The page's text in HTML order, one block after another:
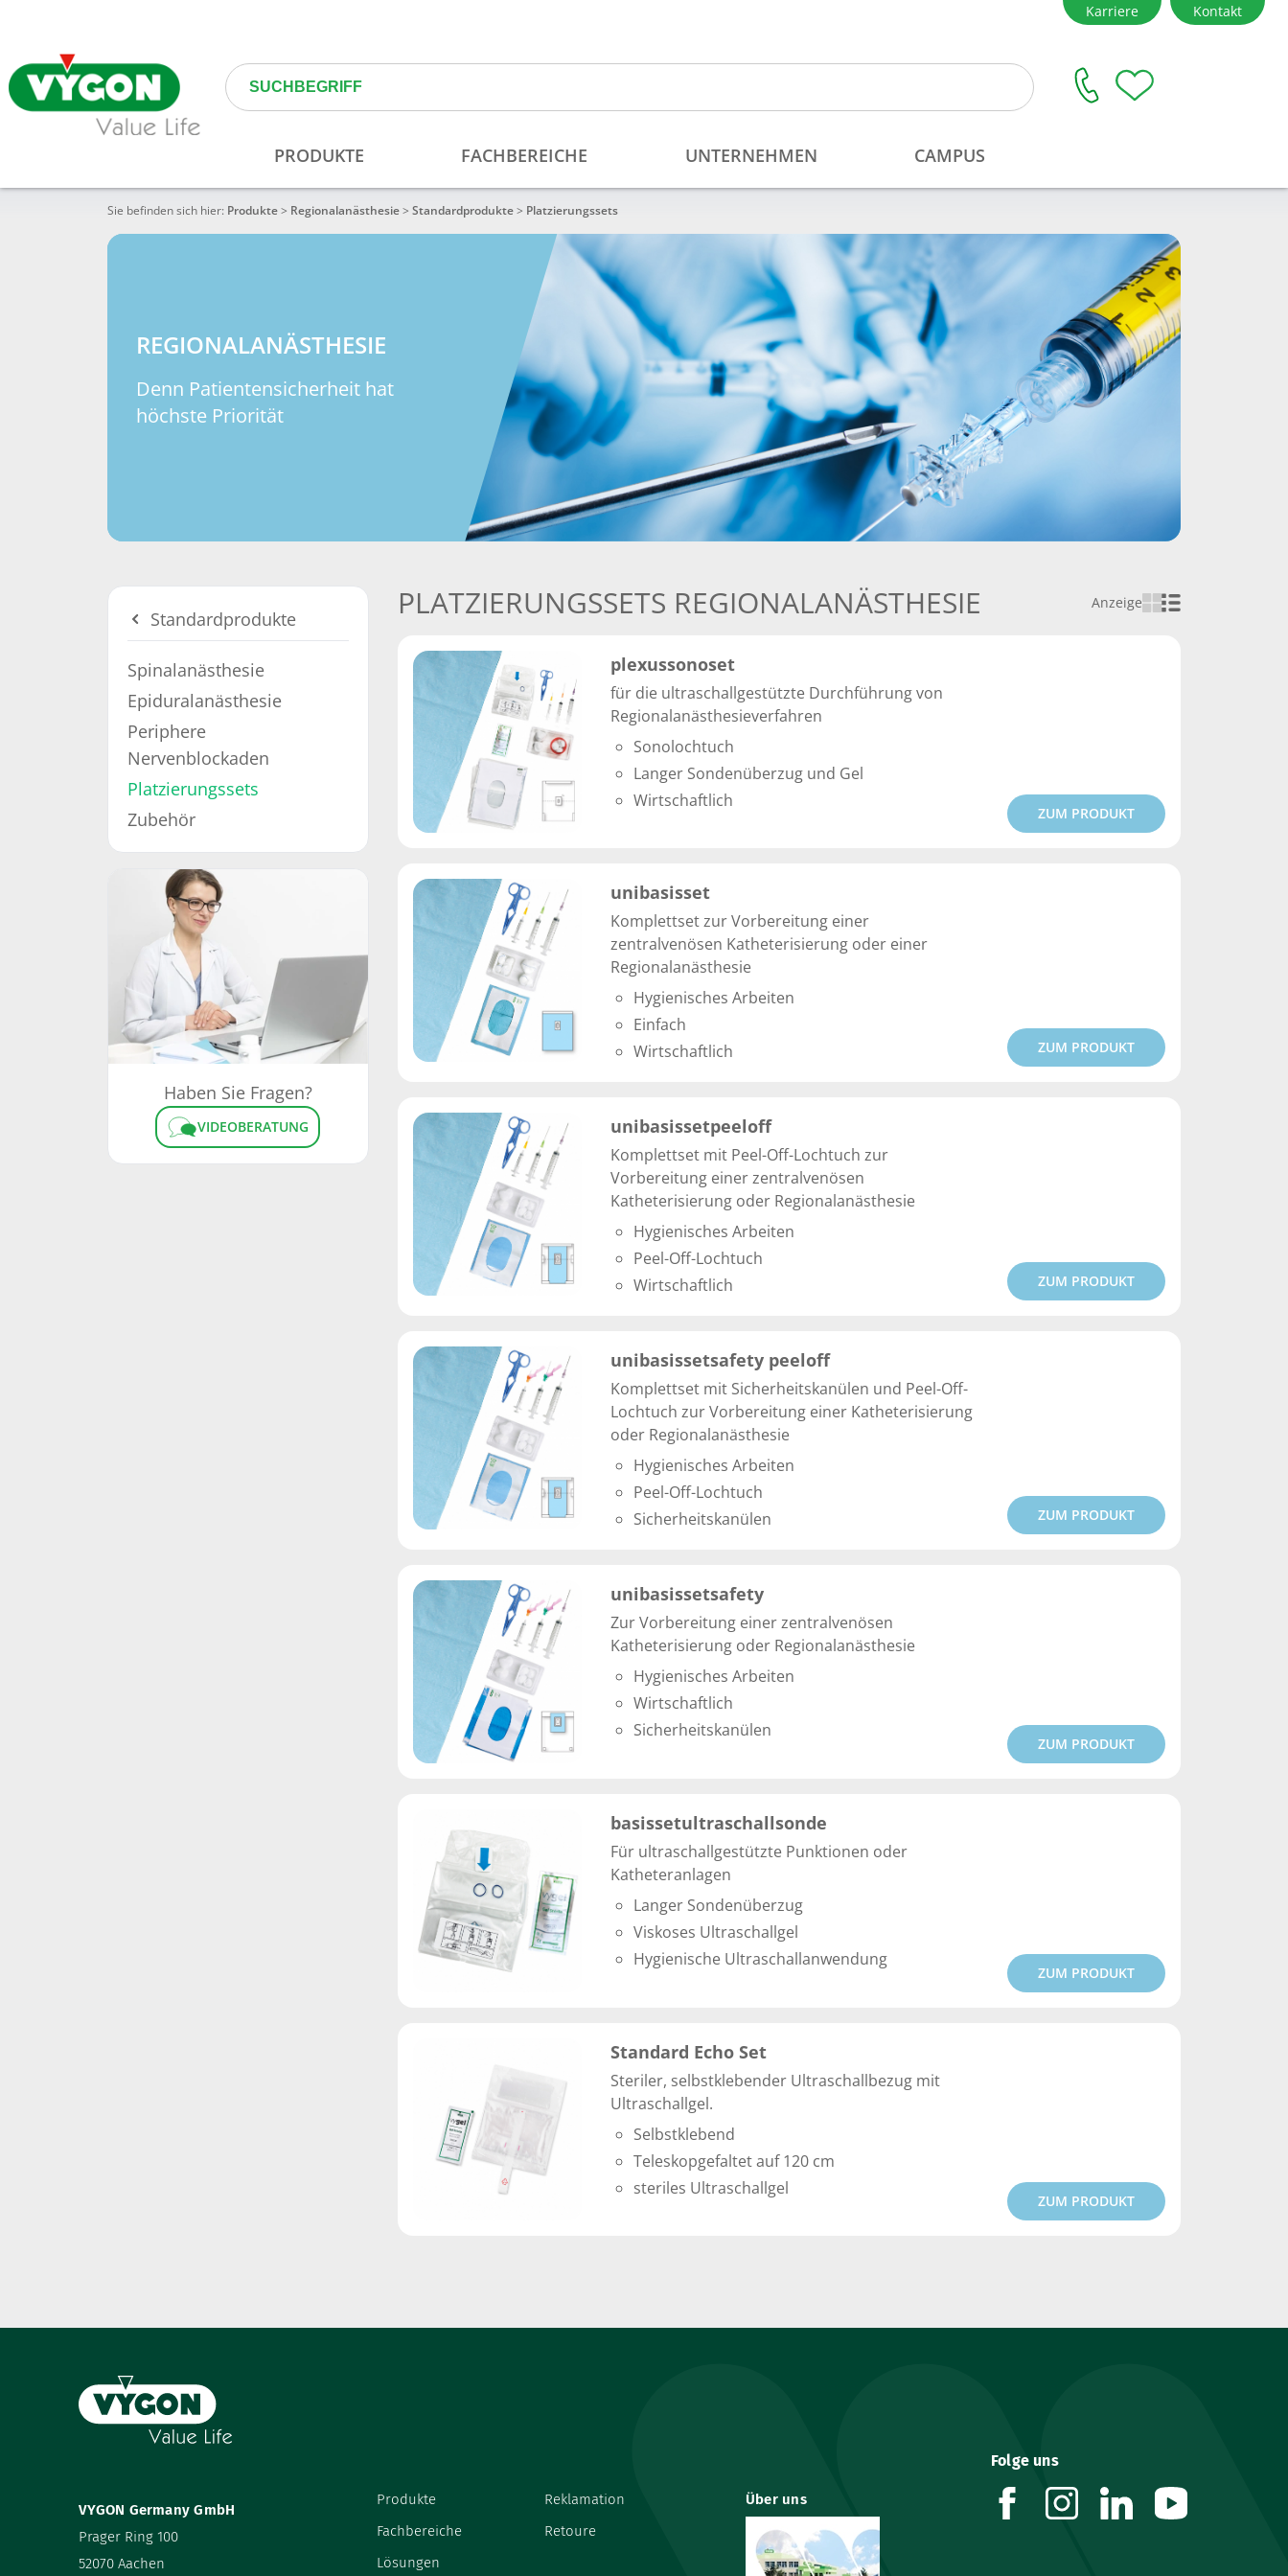
Sie befinden sich hier: Produkte> Regionalanästhesie> Standardprodukte> Platzierungssets
REGIONALANÄSTHESIE
Denn Patientensicherheit hat
höchste Priorität
Standardprodukte
Spinalanästhesie
Epiduralanästhesie
Periphere
Nervenblockaden
Platzierungssets
Zubehör
Haben Sie Fragen?
VIDEOBERATUNG
PLATZIERUNGSSETS REGIONALANÄSTHESIE Anzeige
plexussonoset
für die ultraschallgestützte Durchführung von
Regionalanästhesieverfahren
Sonolochtuch
Langer Sondenüberzug und Gel
Wirtschaftlich
ZUM PRODUKT
unibasisset
Komplettset zur Vorbereitung einer
zentralvenösen Katheterisierung oder einer
Regionalanästhesie
Hygienisches Arbeiten
Einfach
Wirtschaftlich
ZUM PRODUKT
unibasissetpeeloff
Komplettset mit Peel-Off-Lochtuch zur
Vorbereitung einer zentralvenösen
Katheterisierung oder Regionalanästhesie
Hygienisches Arbeiten
Peel-Off-Lochtuch
Wirtschaftlich
ZUM PRODUKT
unibasissetsafety peeloff
Komplettset mit Sicherheitskanülen und Peel-Off-
Lochtuch zur Vorbereitung einer Katheterisierung
oder Regionalanästhesie
Hygienisches Arbeiten
Peel-Off-Lochtuch
Sicherheitskanülen
ZUM PRODUKT
unibasissetsafety
Zur Vorbereitung einer zentralvenösen
Katheterisierung oder Regionalanästhesie
Hygienisches Arbeiten
Wirtschaftlich
Sicherheitskanülen
ZUM PRODUKT
basissetultraschallsonde
Für ultraschallgestützte Punktionen oder
Katheteranlagen
Langer Sondenüberzug
Viskoses Ultraschallgel
Hygienische Ultraschallanwendung
ZUM PRODUKT
Standard Echo Set
Steriler, selbstklebender Ultraschallbezug mit
Ultraschallgel.
Selbstklebend
Teleskopgefaltet auf 120 cm
steriles Ultraschallgel
ZUM PRODUKT
VYGON Germany GmbH
Prager Ring 100
52070 Aachen
Produkte
Fachbereiche
Lösungen
Reklamation
Retoure
Über uns
Folge uns